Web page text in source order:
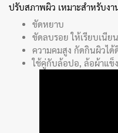
ปรับสภาพผิว เหมาะสำหรับง
ขัดหยาบ
ขัดลบรอย ให้เรียบเนียน
ความคมสูง กัดกินผิวได้
ใช้คู่กับล้อปอ, ล้อผ้าแข็ง